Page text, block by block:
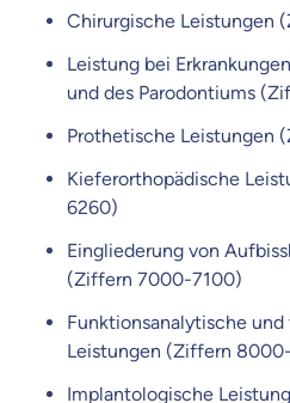
Chirurgische Leistungen
Leistung bei
und des Parodontiums
Prothetische Leistungen
Kieferorthopädische
6260)
Eingliederung von
(Ziffern 7000-7100)
Funktionsanalytische
Leistungen (Ziffern
Implantologische